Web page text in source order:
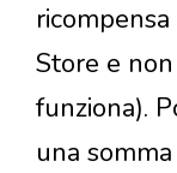
Store e
funziona).
una